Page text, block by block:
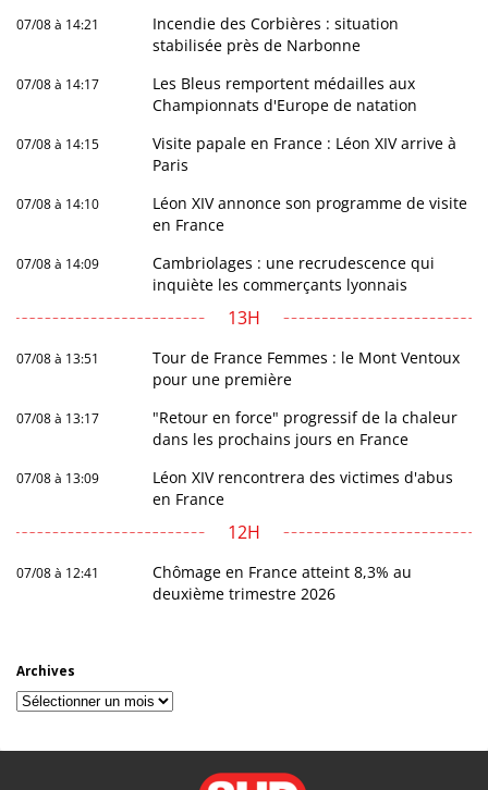
07/08 à 14:21
Incendie des Corbières : situation
stabilisée près de Narbonne
07/08 à 14:17
Les Bleus remportent médailles aux
Championnats d'Europe de natation
07/08 à 14:15
Visite papale en France : Léon XIV arrive à
Paris
07/08 à 14:10
Léon XIV annonce son programme de visite
en France
07/08 à 14:09
Cambriolages : une recrudescence qui
inquiète les commerçants lyonnais
13H
07/08 à 13:51
Tour de France Femmes : le Mont Ventoux
pour une première
07/08 à 13:17
"Retour en force" progressif de la chaleur
dans les prochains jours en France
07/08 à 13:09
Léon XIV rencontrera des victimes d'abus
en France
12H
07/08 à 12:41
Chômage en France atteint 8,3% au
deuxième trimestre 2026
Archives
Archives